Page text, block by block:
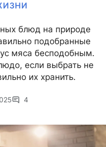
блюд на природе
подобранные
мяса бесподобным.
если выбрать не
их хранить.
4